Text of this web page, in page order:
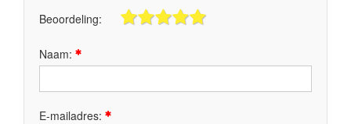
Beoordeling:
Naam:
E-mailadres: